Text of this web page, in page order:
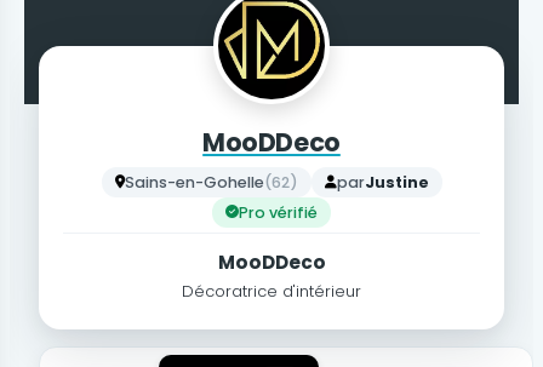
MooDDeco
Sains-en-Gohelle(62) parJustine
Pro vérifié
MooDDeco
Décoratrice d'intérieur